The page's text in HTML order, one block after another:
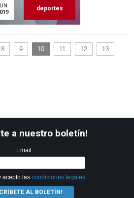
deportes
8 9 10 11 12
13
a nuestro boletín!
Email
acepto las condiciones legales
AL BOLETÍN!